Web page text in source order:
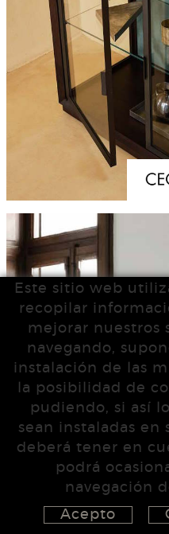
Este sitio web
recopilar
mejorar nuestros
navegando,
instalación de las
la posibilidad de
pudiendo, si así
sean instaladas en
deberá tener en
podrá
navegación
Acepto